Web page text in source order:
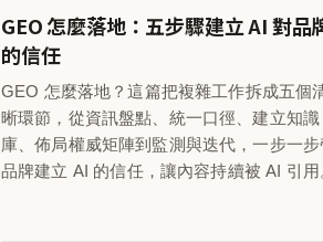
GEO 怎麼落地：五步驟建立 AI 對品
的信任
GEO 怎麼落地？這篇把複雜工作拆成五個
晰環節，從資訊盤點、統一口徑、建立知識
庫、佈局權威矩陣到監測與迭代，一步一步
品牌建立 AI 的信任，讓內容持續被 AI 引用